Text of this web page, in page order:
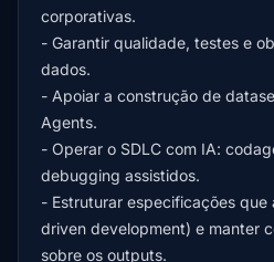
corporativas.
- Garantir qualidade, testes e
dados.
- Apoiar a construção de
Agents.
- Operar o SDLC com IA:
debugging assistidos.
- Estruturar especificações
driven development) e manter
sobre os outputs.